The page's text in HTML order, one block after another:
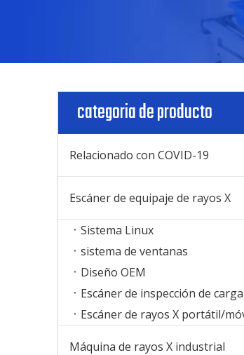
categoria de producto
Relacionado con COVID-19
Escáner de equipaje de rayos X
Sistema Linux
sistema de ventanas
Diseño OEM
Escáner de inspección de
Escáner de rayos X portátil/
Máquina de rayos X industrial